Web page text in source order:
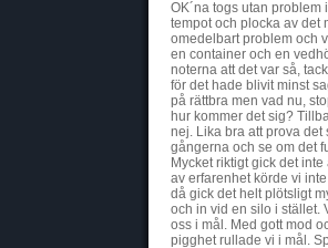
OK´na togs utan
tempot och plocka av det
omedelbart problem och
en container och en
noterna att det var så,
för det hade blivit minst
på rättbra men vad nu,
hur kommer det sig?
nej. Lika bra att prova det
gångerna och se om det
Mycket riktigt gick det
av erfarenhet körde vi
då gick det helt plötsligt
och in vid en silo i stället.
oss i mål. Med gott mod
pigghet rullade vi i mål.